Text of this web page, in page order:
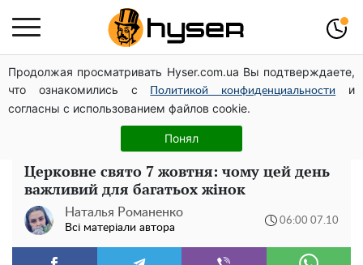
Продолжая просматривать Hyser.com.ua Вы подтверждаете,
что ознакомились с
Политикой конфиденциальности
и
согласны с использованием файлов cookie.
Понял
Гола Олена Тополя у цікавих позах змусила відвисати
щелепи: злив відео – було лише початком
Повністю гола Анна Трінчер блиснула "принадами":
таких розмірів ви ще не бачили
Церковне свято 7 жовтня: чому цей день
важливий для багатьох жінок
Наталья Романенко
Всі матеріали автора
06:00 07.10